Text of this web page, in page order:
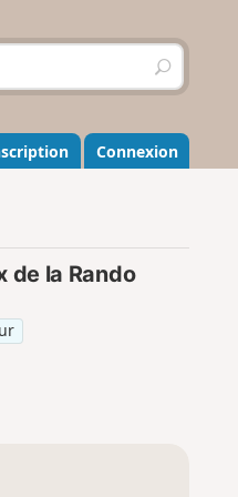
R
e
h
e
r
r
Connexion
de la Rando